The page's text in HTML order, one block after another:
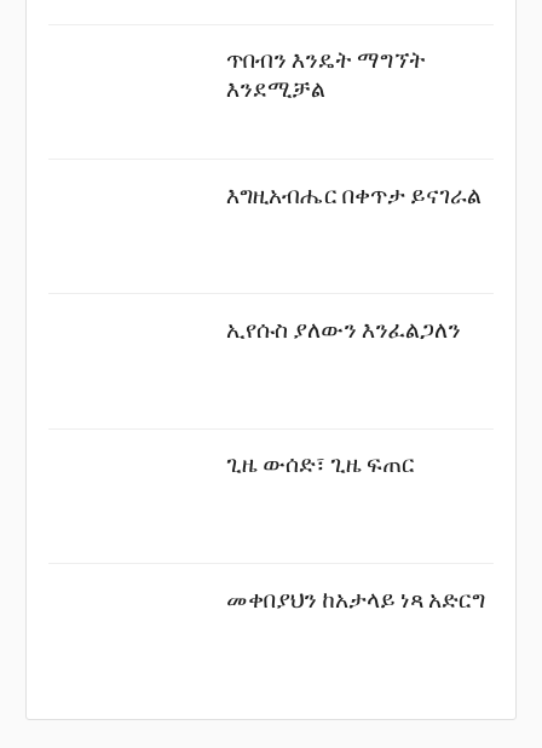
ጥበብን እንዴት ማግኘት
እንደሚቻል
እግዚአብሔር በቀጥታ ይናገራል
ኢየሱስ ያለውን እንፈልጋለን
ጊዜ ውሰድ፣ ጊዜ ፍጠር
መቀበያህን ከአታላይ ነጻ አድርግ